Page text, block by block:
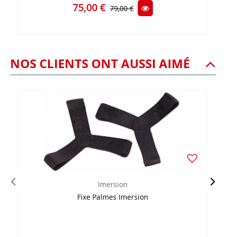
75,00 € 79,00 €
NOS CLIENTS ONT AUSSI AIMÉ
Imersion
Fixe Palmes Imersion